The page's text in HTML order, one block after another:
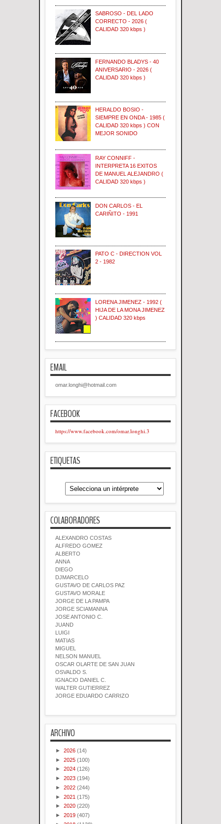
SABROSO - DEL LADO
CORRECTO - 2026 (
CALIDAD 320 kbps )
FERNANDO BLADYS - 40
ANIVERSARIO - 2026 (
CALIDAD 320 kbps )
HERALDO BOSIO -
SIEMPRE EN ONDA - 1985 (
CALIDAD 320 kbps ) CON
MEJOR SONIDO
RAY CONNIFF -
INTERPRETA 16 EXITOS
DE MANUEL ALEJANDRO (
CALIDAD 320 kbps )
DON CARLOS - EL
CARIÑITO - 1991
PATO C - DIRECTION VOL
2 - 1982
LORENA JIMENEZ - 1992 (
HIJA DE LA MONA JIMENEZ
) CALIDAD 320 kbps
EMAIL
omar.longhi@hotmail.com
FACEBOOK
https://www.facebook.com/omar.longhi.3
ETIQUETAS
COLABORADORES
ALEXANDRO COSTAS
ALFREDO GOMEZ
ALBERTO
ANNA
DIEGO
DJMARCELO
GUSTAVO DE CARLOS PAZ
GUSTAVO MORALE
JORGE DE LA PAMPA
JORGE SCIAMANNA
JOSE ANTONIO C.
JUAND
LUIGI
MATIAS
MIGUEL
NELSON MANUEL
OSCAR OLARTE DE SAN JUAN
OSVALDO S.
IGNACIO DANIEL C.
WALTER GUTIERREZ
JORGE EDUARDO CARRIZO
ARCHIVO
► 2026 (14)
► 2025 (100)
► 2024 (126)
► 2023 (194)
► 2022 (244)
► 2021 (175)
► 2020 (220)
► 2019 (407)